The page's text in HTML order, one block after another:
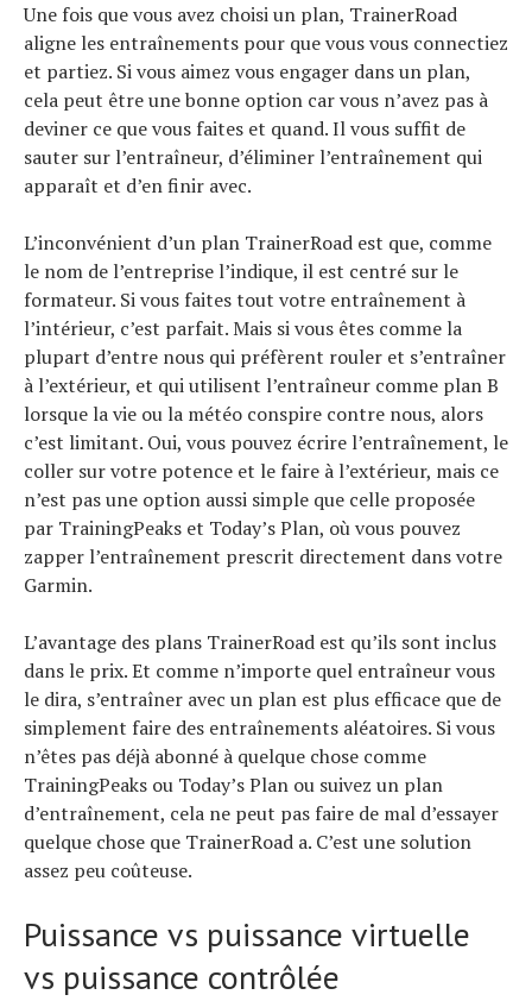
Une fois que vous avez choisi un plan, TrainerRoad
aligne les entraînements pour que vous vous connectiez
et partiez. Si vous aimez vous engager dans un plan,
cela peut être une bonne option car vous n’avez pas à
deviner ce que vous faites et quand. Il vous suffit de
sauter sur l’entraîneur, d’éliminer l’entraînement qui
apparaît et d’en finir avec.
L’inconvénient d’un plan TrainerRoad est que, comme
le nom de l’entreprise l’indique, il est centré sur le
formateur. Si vous faites tout votre entraînement à
l’intérieur, c’est parfait. Mais si vous êtes comme la
plupart d’entre nous qui préfèrent rouler et s’entraîner
à l’extérieur, et qui utilisent l’entraîneur comme plan B
lorsque la vie ou la météo conspire contre nous, alors
c’est limitant. Oui, vous pouvez écrire l’entraînement, le
coller sur votre potence et le faire à l’extérieur, mais ce
n’est pas une option aussi simple que celle proposée
par TrainingPeaks et Today’s Plan, où vous pouvez
zapper l’entraînement prescrit directement dans votre
Garmin.
L’avantage des plans TrainerRoad est qu’ils sont inclus
dans le prix. Et comme n’importe quel entraîneur vous
le dira, s’entraîner avec un plan est plus efficace que de
simplement faire des entraînements aléatoires. Si vous
n’êtes pas déjà abonné à quelque chose comme
TrainingPeaks ou Today’s Plan ou suivez un plan
d’entraînement, cela ne peut pas faire de mal d’essayer
quelque chose que TrainerRoad a. C’est une solution
assez peu coûteuse.
Puissance vs puissance virtuelle
vs puissance contrôlée